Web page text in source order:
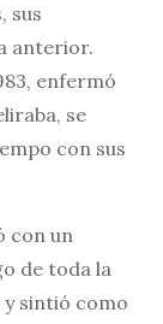
sus
anterior.
enfermó
se
con sus
con un
de toda la
y sintió como